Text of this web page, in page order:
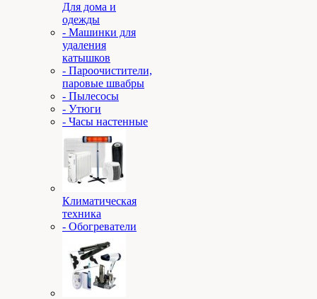
Для дома и
одежды
- Машинки для
удаления
катышков
- Пароочистители,
паровые швабры
- Пылесосы
- Утюги
- Часы настенные
Климатическая
техника
- Обогреватели